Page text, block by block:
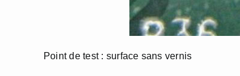
Point de test : surface sans vernis